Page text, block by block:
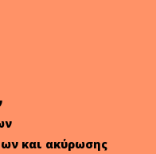
και ακύρωσης